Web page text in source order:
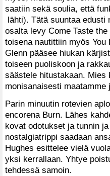
saatiin sekä soulia, että
lähti). Tätä suuntaa edusti
osalta levy Come Taste
toisena nautittiin myös You
Glenn pääsee hiukan
toiseen puoliskoon ja
säästele hitustakaan. Mies
monisanaisesti
Parin minuutin rotevien
encorena Burn. Lähes
kovat odotukset ja tunnin
nostalgiatrippi saadaan
Hughes esittelee vielä
yksi kerrallaan. Yhtye
tehdessä samoin.